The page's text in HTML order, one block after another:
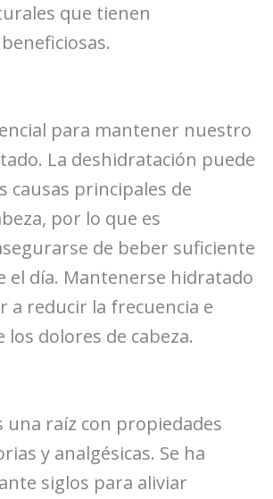
que tienen
para mantener nuestro
La deshidratación puede
causas principales de
por lo que es
de beber suficiente
el día. Mantenerse hidratado
a reducir la frecuencia e
los dolores de cabeza.
una raíz con propiedades
y analgésicas. Se ha
siglos para aliviar